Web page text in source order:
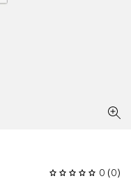
0 (0)